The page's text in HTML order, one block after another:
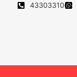
4330331062